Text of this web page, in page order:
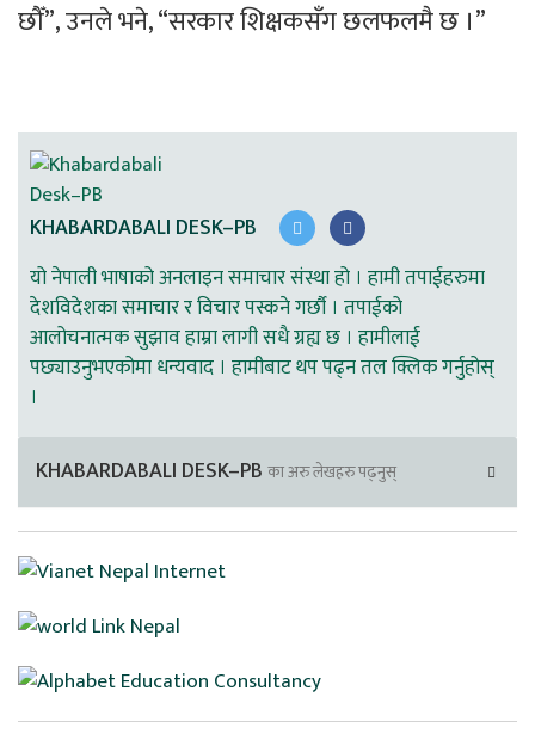
छौँ”, उनले भने, “सरकार शिक्षकसँग छलफलमै छ ।”
KHABARDABALI DESK–PB
यो नेपाली भाषाको अनलाइन समाचार संस्था हो । हामी तपाईहरुमा
देशविदेशका समाचार र विचार पस्कने गर्छौ । तपाईको
आलोचनात्मक सुझाव हाम्रा लागी सधै ग्रह्य छ । हामीलाई
पछ्याउनुभएकोमा धन्यवाद । हामीबाट थप पढ्न तल क्लिक गर्नुहोस्
।
KHABARDABALI DESK–PB का अरु लेखहरु पढ्नुस्